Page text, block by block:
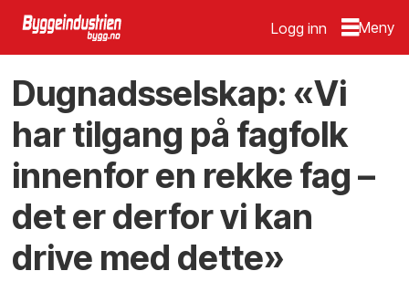
Logg inn
Dugnadsselskap: «Vi
har tilgang på fagfolk
innenfor en rekke fag –
det er derfor vi kan
drive med dette»